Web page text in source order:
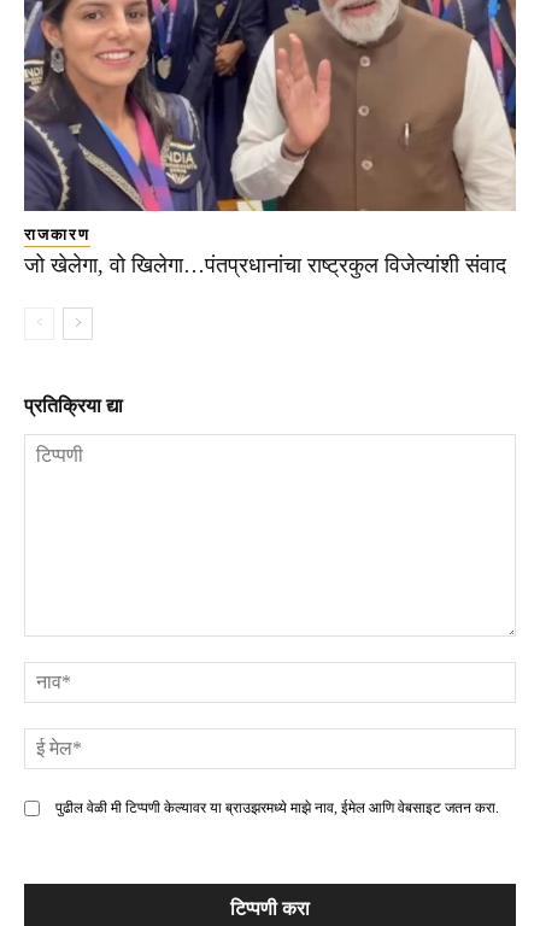
राजकारण
जो खेलेगा, वो खिलेगा…पंतप्रधानांचा राष्ट्रकुल विजेत्यांशी संवाद
प्रतिक्रिया द्या
पुढील वेळी मी टिप्पणी केल्यावर या ब्राउझरमध्ये माझे नाव, ईमेल आणि वेबसाइट जतन करा.